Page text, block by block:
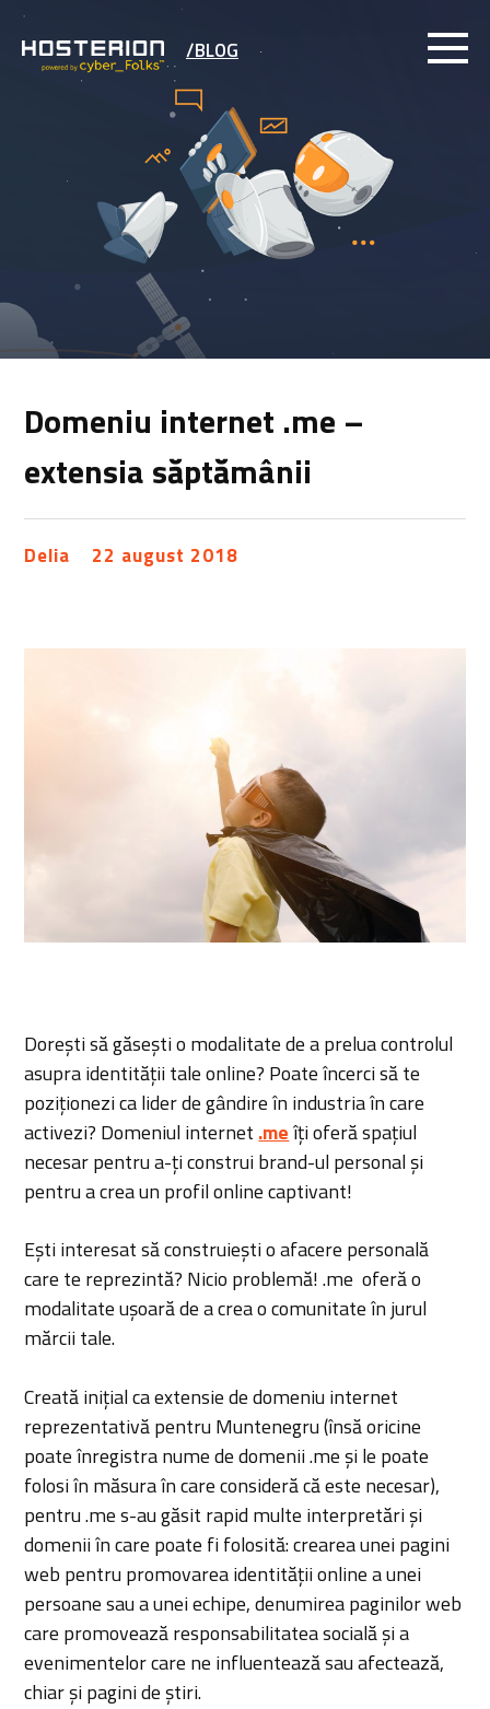
/BLOG
Domeniu internet .me –
extensia săptămânii
Delia 22 august 2018
Dorești să găsești o modalitate de a prelua controlul
asupra identității tale online? Poate încerci să te
poziționezi ca lider de gândire în industria în care
activezi? Domeniul internet .meîți oferă spațiul
necesar pentru a-ți construi brand-ul personal și
pentru a crea un profil online captivant!
Ești interesat să construiești o afacere personală
care te reprezintă? Nicio problemă! .me oferă o
modalitate ușoară de a crea o comunitate în jurul
mărcii tale.
Creată inițial ca extensie de domeniu internet
reprezentativă pentru Muntenegru (însă oricine
poate înregistra nume de domenii .me și le poate
folosi în măsura în care consideră că este necesar),
pentru .me s-au găsit rapid multe interpretări și
domenii în care poate fi folosită: crearea unei pagini
web pentru promovarea identității online a unei
persoane sau a unei echipe, denumirea paginilor web
care promovează responsabilitatea socială și a
evenimentelor care ne influentează sau afectează,
chiar și pagini de știri.